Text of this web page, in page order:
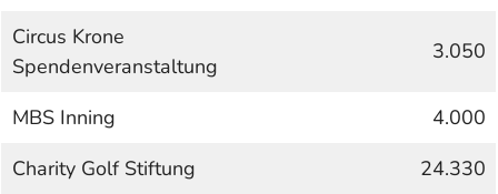
Circus Krone
Spendenveranstaltung
3.050
MBS Inning
4.000
Charity Golf Stiftung
24.330